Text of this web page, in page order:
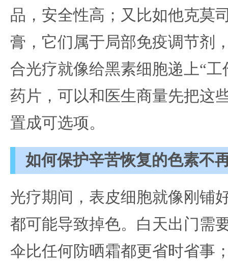
品，安全性高；又比如他克莫
膏，它们属于局部免疫调节剂
合光疗就像给黑素细胞递上“
药片，可以和医生商量先把这
置成可选项。
如何保护辛苦恢复的色素不
光疗期间，表皮细胞就像刚铺
都可能导致掉色。白天出门需
伞比任何防晒霜都更省时省事